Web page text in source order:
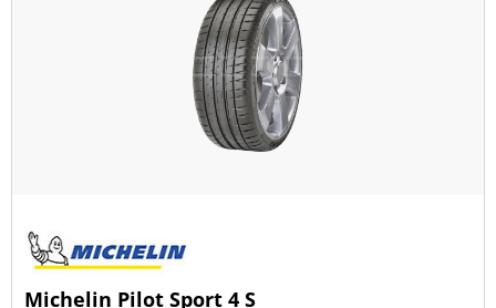
Toate tipurile (5)
Tip autovehicul
Toate tipurile (5)
Michelin Pilot Sport 4 S